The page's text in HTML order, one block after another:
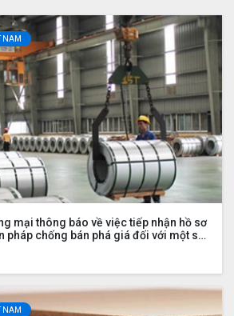
NAM
mại thông báo về việc tiếp nhận hồ sơ
pháp chống bán phá giá đối với một số
xứ từ Cộng hòa nhân dân Trung
NAM